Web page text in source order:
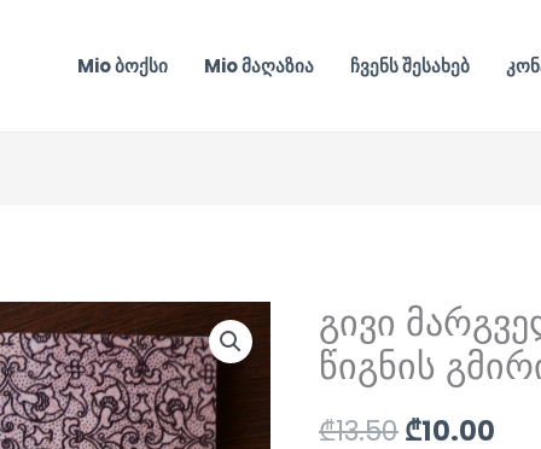
Mio ბოქსი Mio მაღაზია ჩვენს შესახებ
გივი
წიგნის
₾13.50
Original
price
was:
₾10.00